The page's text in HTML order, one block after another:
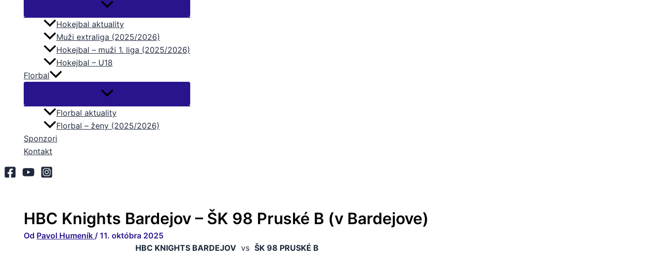
Hokejbal aktuality
Muži extraliga (2025/2026)
Hokejbal – muži 1. liga (2025/2026)
Hokejbal – U18
Florbal
Florbal aktuality
Florbal – ženy (2025/2026)
Sponzori
Kontakt
HBC Knights Bardejov – ŠK 98 Pruské B (v Bardejove)
Od Pavol Humeník / 11. októbra 2025
HBC KNIGHTS BARDEJOV vs ŠK 98 PRUSKÉ B